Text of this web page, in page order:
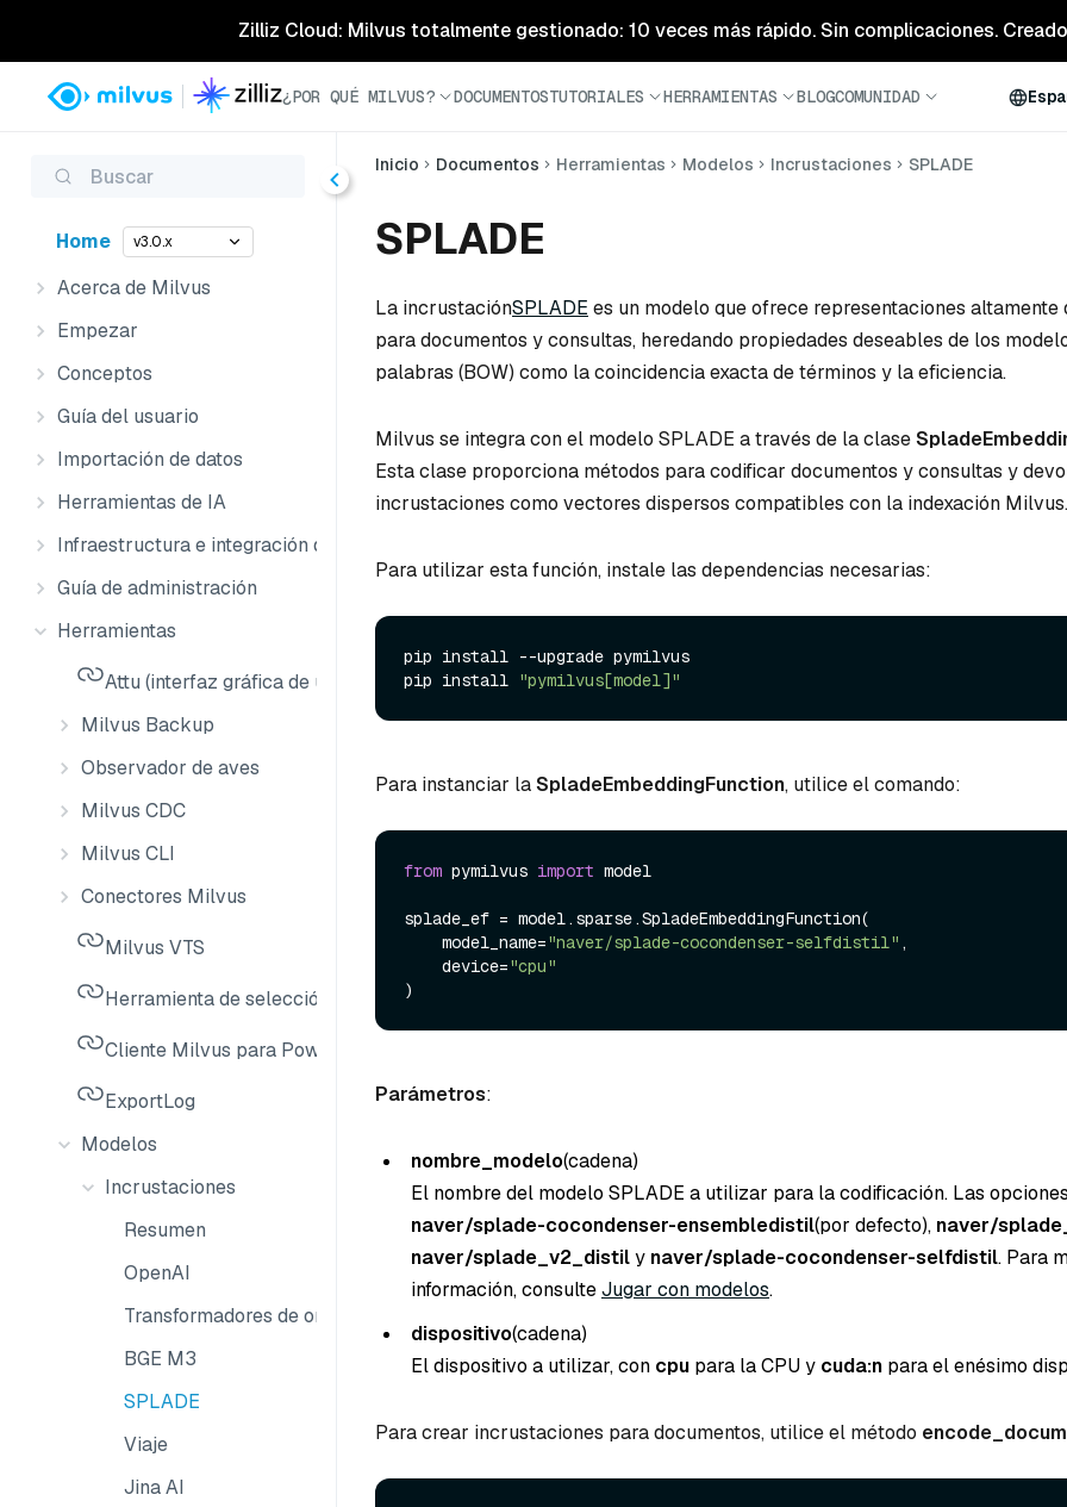
Zilliz Cloud: Milvus totalmente gestionado: 10 veces más rápido. Sin complicaciones. Creado
¿POR QUÉ MILVUS? DOCUMENTOSTUTORIALES HERRAMIENTAS BLOGCOMUNIDAD
Buscar
Home v3.0.x
Acerca de Milvus
Empezar
Conceptos
Guía del usuario
Importación de datos
Herramientas de IA
Infraestructura e integración de datos
Guía de administración
Herramientas
Attu (interfaz gráfica de usuario de Milvus)
Milvus Backup
Observador de aves
Milvus CDC
Milvus CLI
Conectores Milvus
Milvus VTS
Herramienta de selección de tallas de Milvus
Cliente Milvus para PowerShell
ExportLog
Modelos
Incrustaciones
Resumen
OpenAI
Transformadores de oraciones
BGE M3
SPLADE
Viaje
Jina AI
Inicio Documentos Herramientas Modelos Incrustaciones SPLADE
SPLADE
La incrustaciónSPLADE es un modelo que ofrece representaciones altamente
para documentos y consultas, heredando propiedades deseables de los
palabras (BOW) como la coincidencia exacta de términos y la eficiencia.
Milvus se integra con el modelo SPLADE a través de la clase
Esta clase proporciona métodos para codificar documentos y consultas y
incrustaciones como vectores dispersos compatibles con la indexación Milvus.
Para utilizar esta función, instale las dependencias necesarias:
pip install --upgrade pymilvus
pip install "pymilvus[model]"
Para instanciar laSpladeEmbeddingFunction, utilice el comando:
from pymilvus import model
splade_ef = model.sparse.SpladeEmbeddingFunction(
    model_name=
"naver/splade-cocondenser-selfdistil" ,
    device=
"cpu"
Parámetros:
nombre_modelo(cadena)
El nombre del modelo SPLADE a utilizar para la codificación. Las
naver/splade-cocondenser-ensembledistil(por defecto), naver/
naver/splade_v2_distily naver/splade-cocondenser-selfdistil. Para
información, consulteJugar con modelos.
dispositivo(cadena)
El dispositivo a utilizar, con cpu para la CPU y cuda:n para el enésimo
Para crear incrustaciones para documentos, utilice el método